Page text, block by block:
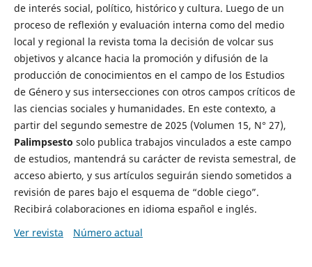
de interés social, político, histórico y cultura. Luego de un
proceso de reflexión y evaluación interna como del medio
local y regional la revista toma la decisión de volcar sus
objetivos y alcance hacia la promoción y difusión de la
producción de conocimientos en el campo de los Estudios
de Género y sus intersecciones con otros campos críticos de
las ciencias sociales y humanidades. En este contexto, a
partir del segundo semestre de 2025 (Volumen 15, N° 27),
Palimpsesto solo publica trabajos vinculados a este campo
de estudios, mantendrá su carácter de revista semestral, de
acceso abierto, y sus artículos seguirán siendo sometidos a
revisión de pares bajo el esquema de “doble ciego”.
Recibirá colaboraciones en idioma español e inglés.
Ver revista
Número actual